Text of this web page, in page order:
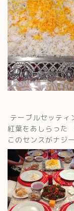
テーブルセッテ
紅葉をあしらった
このセンスがナジ